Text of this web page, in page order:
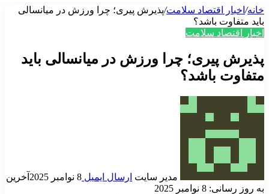
خانه/ اخبار اقتصاد سلامت/پذیرش پیری؛ چرا ورزش در میانسالی
باید متفاوت باشد؟
اخبار اقتصاد سلامت
پذیرش پیری؛ چرا ورزش در میانسالی باید
متفاوت باشد؟
مدیر سایت ارسال ایمیل 8 نوامبر 2025
آخرین
به روز رسانی: 8 نوامبر 2025